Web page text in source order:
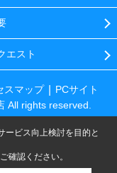
エスト
スマップ
PCサイト
All rights reserved.
ービス向上検討を目的と
確認ください。